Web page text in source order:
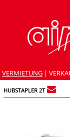
VERMIETUNG |
HUBSTAPLER 2T